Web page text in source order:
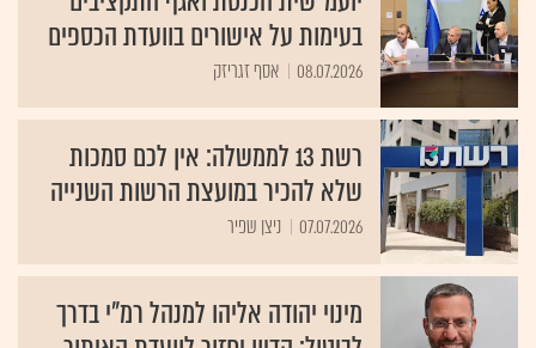
בעימות על אישורים בוועדת הכספים
08.07.2026 אסף זגריזק
רשת 13 לממשלה: אין לכם סמכות
שלא להכיר במועצת הרשות השנייה
07.07.2026 ניצן שפיר
מינוי יהודה אליהו למנהל רמ"י בדרך